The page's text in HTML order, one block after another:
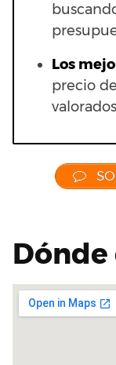
Los
precio